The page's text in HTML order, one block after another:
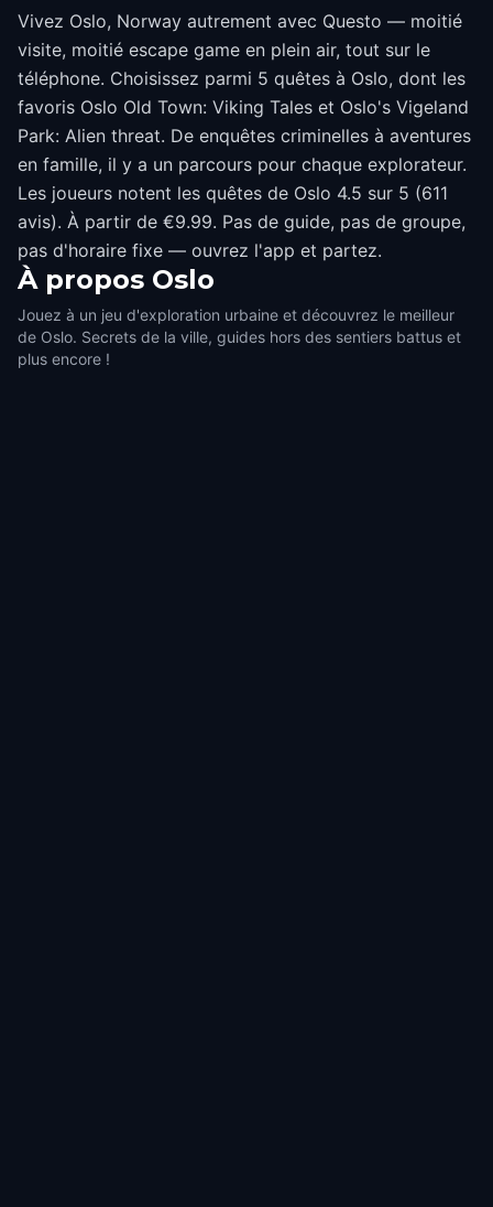
Vivez Oslo, Norway autrement avec Questo — moitié
visite, moitié escape game en plein air, tout sur le
téléphone. Choisissez parmi 5 quêtes à Oslo, dont les
favoris Oslo Old Town: Viking Tales et Oslo's Vigeland
Park: Alien threat. De enquêtes criminelles à aventures
en famille, il y a un parcours pour chaque explorateur.
Les joueurs notent les quêtes de Oslo 4.5 sur 5 (611
avis). À partir de €9.99. Pas de guide, pas de groupe,
pas d'horaire fixe — ouvrez l'app et partez.
À propos Oslo
Jouez à un jeu d'exploration urbaine et découvrez le meilleur
de Oslo. Secrets de la ville, guides hors des sentiers battus et
plus encore !